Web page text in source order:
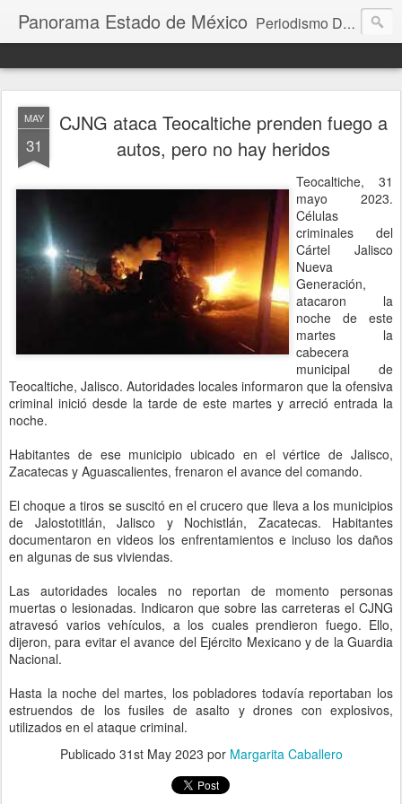
Panorama Estado de México Periodismo Digital
MAY
31
CJNG ataca Teocaltiche prenden fuego a
autos, pero no hay heridos
Teocaltiche, 31
mayo 2023.
Células
criminales del
Cártel Jalisco
Nueva
Generación,
atacaron la
noche de este
martes la
cabecera
municipal de
Teocaltiche, Jalisco. Autoridades locales informaron que la ofensiva
criminal inició desde la tarde de este martes y arreció entrada la
noche.
Habitantes de ese municipio ubicado en el vértice de Jalisco,
Zacatecas y Aguascalientes, frenaron el avance del comando.
El choque a tiros se suscitó en el crucero que lleva a los municipios
de Jalostotitlán, Jalisco y Nochistlán, Zacatecas. Habitantes
documentaron en videos los enfrentamientos e incluso los daños
en algunas de sus viviendas.
Las autoridades locales no reportan de momento personas
muertas o lesionadas. Indicaron que sobre las carreteras el CJNG
atravesó varios vehículos, a los cuales prendieron fuego. Ello,
dijeron, para evitar el avance del Ejército Mexicano y de la Guardia
Nacional.
Hasta la noche del martes, los pobladores todavía reportaban los
estruendos de los fusiles de asalto y drones con explosivos,
utilizados en el ataque criminal.
Publicado 31st May 2023 por Margarita Caballero